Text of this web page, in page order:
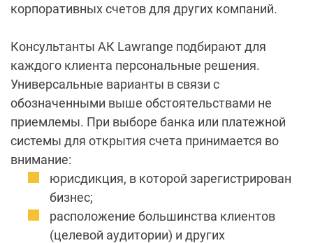
корпоративных счетов для других компаний.
Консультанты АК Lawrange подбирают для
каждого клиента персональные решения.
Универсальные варианты в связи с
обозначенными выше обстоятельствами не
приемлемы. При выборе банка или платежной
системы для открытия счета принимается во
внимание:
юрисдикция, в которой зарегистрирован
бизнес;
расположение большинства клиентов
(целевой аудитории) и других